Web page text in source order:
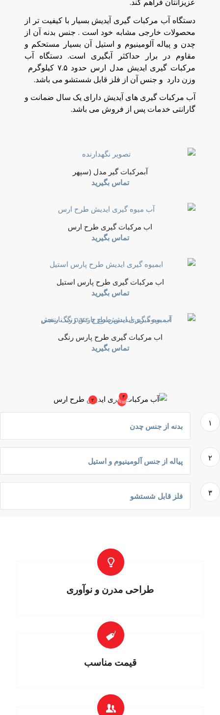
دستگاه آب مرکبات گیری آیدیش بسیار با کیفیت تر از
محصولات خارجی مشابه خود است . جنس بدنه آن از
چدن و پیاله آلومینیوم و استیل آن بسیار مستحکم و
مقاوم در برار حداکثر آبگیری است. دستگاه آب
مرکبات گیری ایدیش مدل ارس حدود ۷.۵ کیلوگرم
وزن دارد و جنس آن از فلز قابل شستشو می باشد.
آب مرکبات گیری های آیدیش دارای یک سال ضمانت و
گارانتی خدمات پس از فروش می باشد.
آبمرکبات گیر مدل (سپهر
تماس بگیرید
اب مرکبات گیری طرح ارس
تماس بگیرید
اب مرکبات گیری طرح پارس استیل
تماس بگیرید
اب مرکبات گیری طرح پارس رنگی
تماس بگیرید
۱ ۲ ۳
۱ بدنه از جنس چدن
۲ پیاله از جنس آلومینیوم و استیل
۳ فلز قابل شستشو
طراحی مدرن و نوآوری
قیمت مناسب